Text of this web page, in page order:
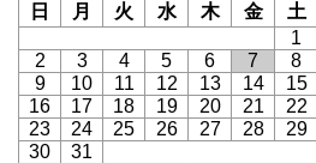
日
月 火 水 木 金 土
1
2
3 4 5 6 7
8
9
10 11 12 13 14
15
16
17 18 19 20 21
22
23
24 25 26 27 28
29
30
31